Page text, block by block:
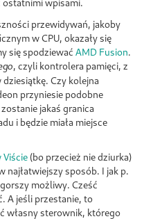
ostatnimi wpisami.
przewidywań, jakoby
w CPU, okazały się
się spodziewać AMD Fusion.
, czyli kontrolera pamięci, z
dziesiątkę. Czy kolejna
przyniesie podobne
jakaś granica
i będzie miała miejsce
Viście (bo przecież nie dziurka)
najłatwiejszy sposób. I jak p.
możliwy. Cześć
A jeśli przestanie, to
własny sterownik, którego